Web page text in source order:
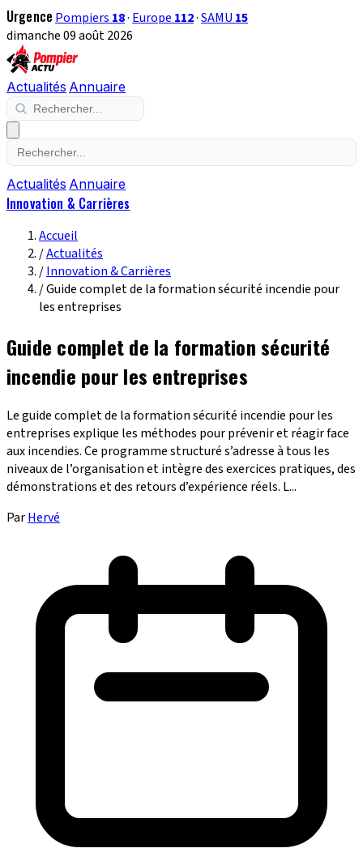
Urgence Pompiers 18· Europe 112·SAMU 15
dimanche 09 août 2026
Actualités Annuaire
Actualités Annuaire
Innovation & Carrières
Accueil
/Actualités
/Innovation & Carrières
/Guide complet de la formation sécurité incendie pour
les entreprises
Guide complet de la formation sécurité
incendie pour les entreprises
Le guide complet de la formation sécurité incendie pour les
entreprises explique les méthodes pour prévenir et réagir face
aux incendies. Ce programme structuré s’adresse à tous les
niveaux de l’organisation et intègre des exercices pratiques, des
démonstrations et des retours d’expérience réels. L...
ParHervé